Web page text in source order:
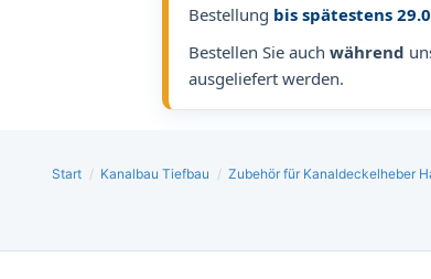
Bestellung bis spätestens
Bestellen Sie auch während
ausgeliefert werden.
Start / Kanalbau Tiefbau / Zubehör für Kanaldeckelheber